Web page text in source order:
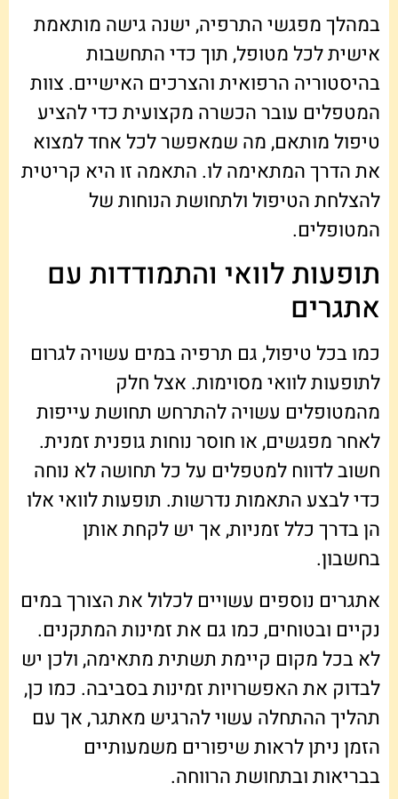
במהלך מפגשי התרפיה, ישנה גישה מותאמת
אישית לכל מטופל, תוך כדי התחשבות
בהיסטוריה הרפואית והצרכים האישיים. צוות
המטפלים עובר הכשרה מקצועית כדי להציע
טיפול מותאם, מה שמאפשר לכל אחד למצוא
את הדרך המתאימה לו. התאמה זו היא קריטית
להצלחת הטיפול ולתחושת הנוחות של
המטופלים.
תופעות לוואי והתמודדות עם
אתגרים
כמו בכל טיפול, גם תרפיה במים עשויה לגרום
לתופעות לוואי מסוימות. אצל חלק
מהמטופלים עשויה להתרחש תחושת עייפות
לאחר מפגשים, או חוסר נוחות גופנית זמנית.
חשוב לדווח למטפלים על כל תחושה לא נוחה
כדי לבצע התאמות נדרשות. תופעות לוואי אלו
הן בדרך כלל זמניות, אך יש לקחת אותן
בחשבון.
אתגרים נוספים עשויים לכלול את הצורך במים
נקיים ובטוחים, כמו גם את זמינות המתקנים.
לא בכל מקום קיימת תשתית מתאימה, ולכן יש
לבדוק את האפשרויות זמינות בסביבה. כמו כן,
תהליך ההתחלה עשוי להרגיש מאתגר, אך עם
הזמן ניתן לראות שיפורים משמעותיים
בבריאות ובתחושת הרווחה.